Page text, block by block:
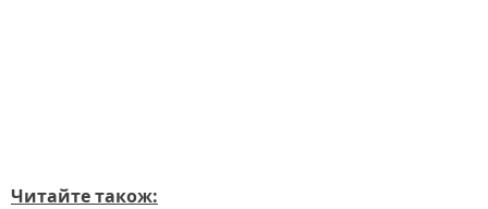
Читайте також: